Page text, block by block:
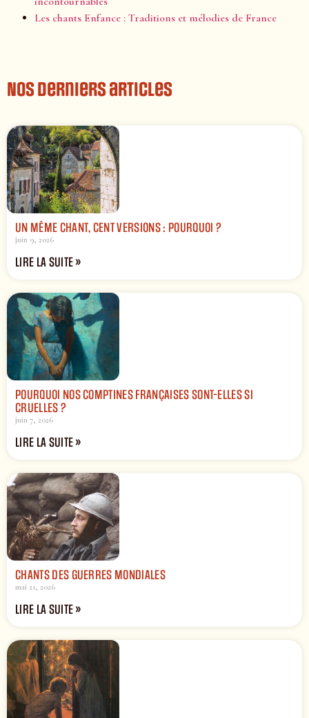
Les chants Enfance : Traditions et mélodies de France
Nos derniers articles
UN MÊME CHANT, CENT VERSIONS : POURQUOI ?
juin 9, 2026
LIRE LA SUITE »
POURQUOI NOS COMPTINES FRANÇAISES SONT-ELLES SI
CRUELLES ?
juin 7, 2026
LIRE LA SUITE »
CHANTS DES GUERRES MONDIALES
mai 21, 2026
LIRE LA SUITE »